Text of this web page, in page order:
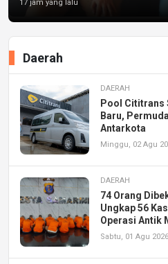
17 jam yang lalu
Daerah
DAERAH
Pool Cititrans
Baru,
Antarkota
Minggu, 02 Agu
DAERAH
74 Orang
Ungkap 56
Operasi Antik
Sabtu, 01 Agu